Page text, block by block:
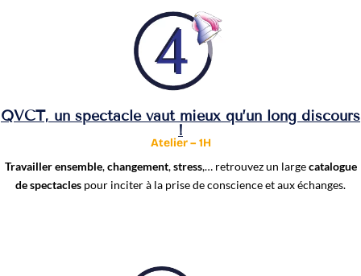
QVCT, un spectacle vaut mieux qu’un long discours
!
Atelier – 1H
Travailler ensemble,changement,stress,… retrouvez un largecatalogue
de spectacles pour inciter à la prise de conscience et aux échanges.